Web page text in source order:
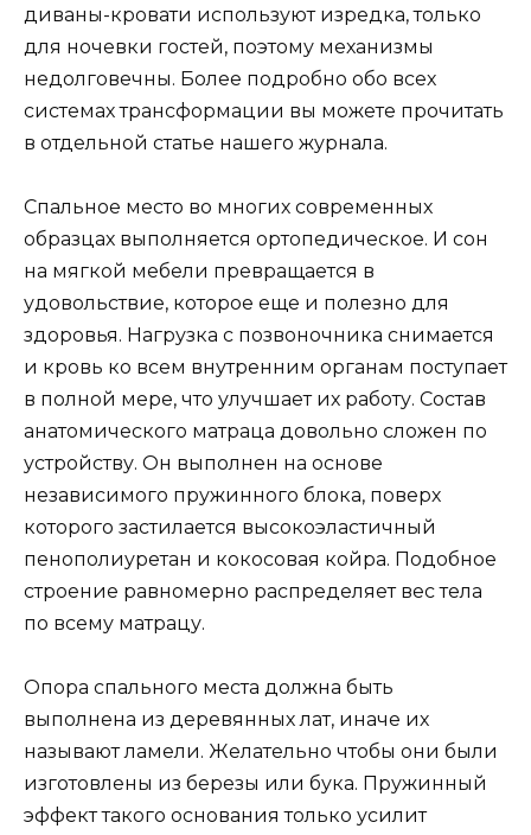
диваны-кровати используют изредка, только
для ночевки гостей, поэтому механизмы
недолговечны. Более подробно обо всех
системах трансформации вы можете прочитать
в отдельной статье нашего журнала.
Спальное место во многих современных
образцах выполняется ортопедическое. И сон
на мягкой мебели превращается в
удовольствие, которое еще и полезно для
здоровья. Нагрузка с позвоночника снимается
и кровь ко всем внутренним органам поступает
в полной мере, что улучшает их работу. Состав
анатомического матраца довольно сложен по
устройству. Он выполнен на основе
независимого пружинного блока, поверх
которого застилается высокоэластичный
пенополиуретан и кокосовая койра. Подобное
строение равномерно распределяет вес тела
по всему матрацу.
Опора спального места должна быть
выполнена из деревянных лат, иначе их
называют ламели. Желательно чтобы они были
изготовлены из березы или бука. Пружинный
эффект такого основания только усилит